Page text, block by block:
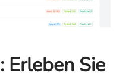
Erleben Sie